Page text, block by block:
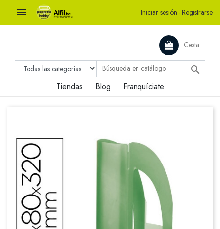
 Iniciar sesión · Registrarse
Cesta

Tiendas Blog Franquíciate